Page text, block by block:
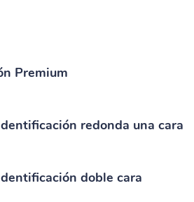
Premium
redonda una cara
doble cara